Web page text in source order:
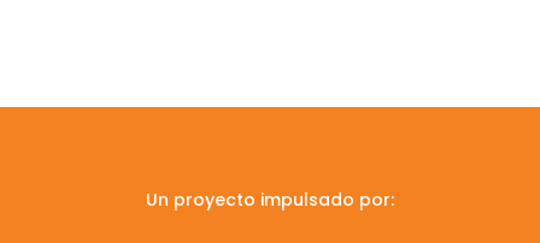
Un proyecto impulsado por: